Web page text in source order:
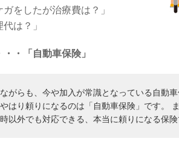
ガをしたが治療費は？」
は？」
・「自動車保険」
がらも、今や加入が常識となっている自動
はり頼りになるのは「自動車保険」です。
以外でも対応できる、本当に頼りになる保